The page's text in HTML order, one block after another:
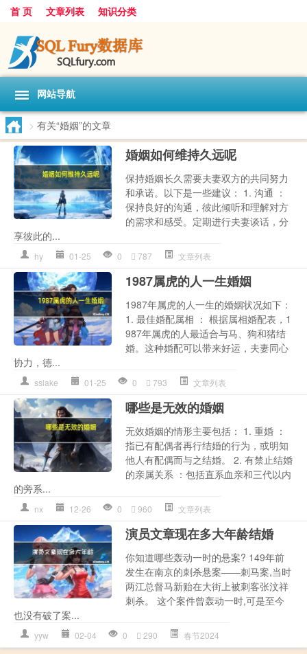
首 页 文章列表 知识分类
网站导航
> 有关“婚姻”的文章
婚姻如何维持久远呢
保持婚姻长久需要夫妻双方的共同努力
和承诺。以下是一些建议： 1. 沟通 ：
保持良好的沟通，彼此倾听和理解对方
的需求和感受。定期进行夫妻谈话，分
享彼此的...
hy 01-25 0 787 文章列表
1987属虎的人一生婚姻
1987年属虎的人一生的婚姻状况如下：
1. 最佳婚配属相 ： 根据属相婚配表，1
987年属虎的人最适合与马、狗和猪结
婚。这种婚配可以带来好运，夫妻同心
协力，德...
sslake 01-25 0 793 文章列表
哪些是无效的婚姻
无效婚姻的情形主要包括： 1. 重婚 ：
指已有配偶者再行结婚的行为，或明知
他人有配偶而与之结婚。 2. 有禁止结婚
的亲属关系 ：包括直系血亲和三代以内
的旁系...
nx 12-26 0 960 文章列表
演员文章现在多大年龄结婚
你知道哪些轰动一时的悬案? 149年前
发生在南京的刺杀悬案——刺马案,当时
两江总督马新贻在大街上被刺客张汶祥
刺杀。 这个案件曾轰动一时,可是至今
也没有破了案...
yyw 02-04 0 290 春节2024